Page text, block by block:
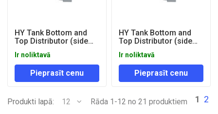
HY Tank Bottom and
Top Distributor (side
Ir noliktavā
Pieprasīt cenu
HY Tank Bottom and
Top Distributor (side
Ir noliktavā
Pieprasīt cenu
Produkti lapā: 12 Rāda 1-12 no 21 produktiem 1 2